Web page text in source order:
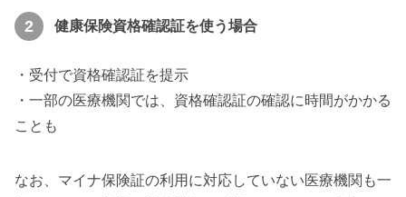
2 健康保険資格確認証を使う場合
・受付で資格確認証を提示
・一部の医療機関では、資格確認証の確認に時間がかかる
ことも
なお、マイナ保険証の利用に対応していない医療機関も一